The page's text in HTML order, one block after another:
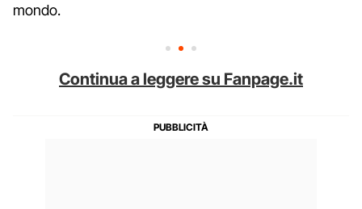
mondo.
Continua a leggere su Fanpage.it